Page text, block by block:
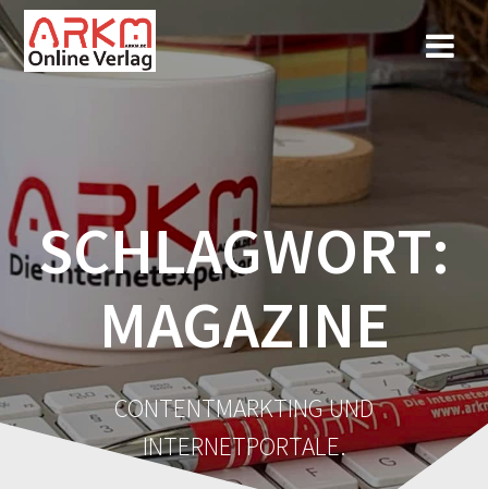
Inhalt
springen
SCHLAGWORT:
MAGAZINE
CONTENTMARKTING UND
INTERNETPORTALE.